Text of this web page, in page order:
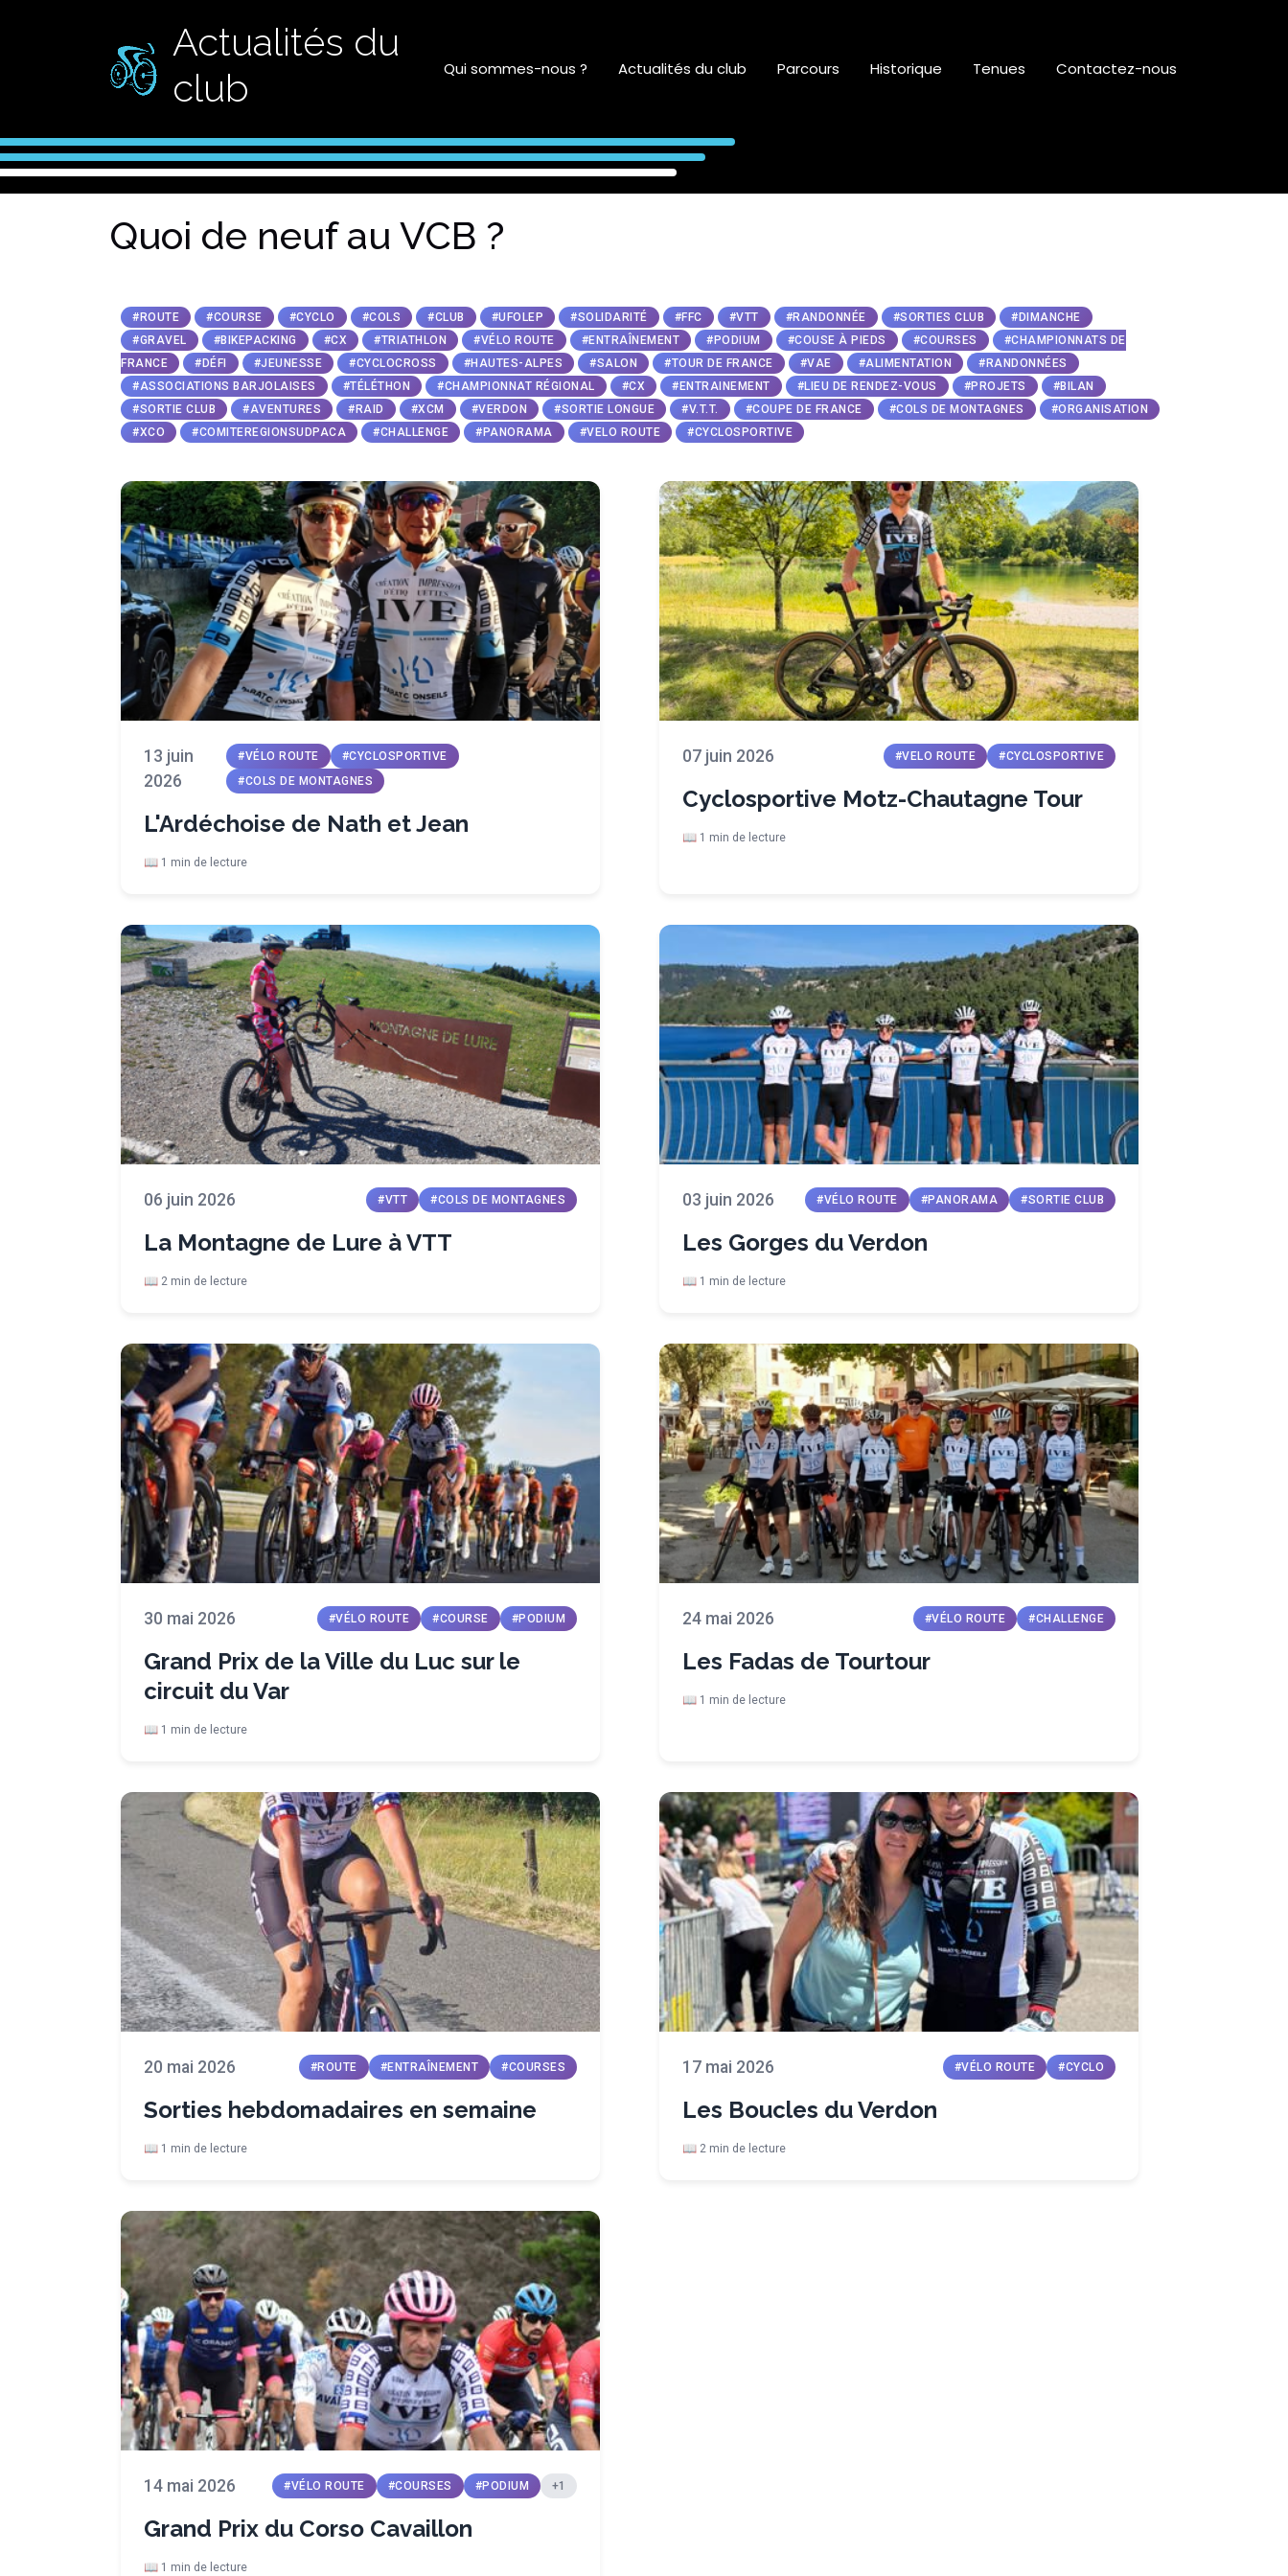
Actualités du
club
Qui sommes-nous ? Actualités du club Parcours Historique Tenues Contactez-nous
Quoi de neuf au VCB ?
#ROUTE #COURSE #CYCLO #COLS #CLUB #UFOLEP #SOLIDARITÉ #FFC #VTT #RANDONNÉE #SORTIES CLUB
#DIMANCHE
#GRAVEL
#BIKEPACKING #CX #TRIATHLON #VÉLO ROUTE #ENTRAÎNEMENT #PODIUM #COUSE À PIEDS #COURSES
#CHAMPIONNATS DE
FRANCE
#DÉFI #JEUNESSE #CYCLOCROSS #HAUTES-ALPES #SALON #TOUR DE FRANCE #VAE #ALIMENTATION
#RANDONNÉES
#ASSOCIATIONS BARJOLAISES
#TÉLÉTHON #CHAMPIONNAT RÉGIONAL #CX #ENTRAINEMENT #LIEU DE RENDEZ-VOUS #PROJETS
#BILAN
#SORTIE CLUB
#AVENTURES #RAID #XCM #VERDON #SORTIE LONGUE #V.T.T. #COUPE DE FRANCE #COLS DE MONTAGNES
#ORGANISATION
#XCO
#COMITEREGIONSUDPACA #CHALLENGE #PANORAMA #VELO ROUTE #CYCLOSPORTIVE
13 juin
2026
#VÉLO ROUTE
#CYCLOSPORTIVE
#COLS DE MONTAGNES
L'Ardéchoise de Nath et Jean
📖 1 min de lecture
07 juin 2026 #VELO ROUTE #CYCLOSPORTIVE
Cyclosportive Motz-Chautagne Tour
📖 1 min de lecture
06 juin 2026 #VTT #COLS DE MONTAGNES
La Montagne de Lure à VTT
📖 2 min de lecture
03 juin 2026 #VÉLO ROUTE #PANORAMA #SORTIE CLUB
Les Gorges du Verdon
📖 1 min de lecture
30 mai 2026 #VÉLO ROUTE #COURSE #PODIUM
Grand Prix de la Ville du Luc sur le
circuit du Var
📖 1 min de lecture
24 mai 2026 #VÉLO ROUTE #CHALLENGE
Les Fadas de Tourtour
📖 1 min de lecture
20 mai 2026 #ROUTE #ENTRAÎNEMENT #COURSES
Sorties hebdomadaires en semaine
📖 1 min de lecture
17 mai 2026 #VÉLO ROUTE #CYCLO
Les Boucles du Verdon
📖 2 min de lecture
14 mai 2026 #VÉLO ROUTE #COURSES #PODIUM +1
Grand Prix du Corso Cavaillon
📖 1 min de lecture